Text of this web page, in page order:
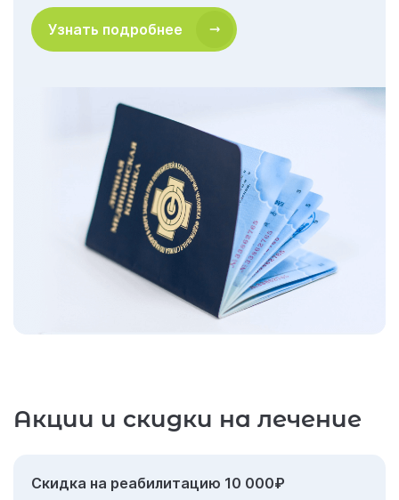
Узнать подробнее
Акции и скидки на лечение
Скидка на реабилитацию 10 000₽